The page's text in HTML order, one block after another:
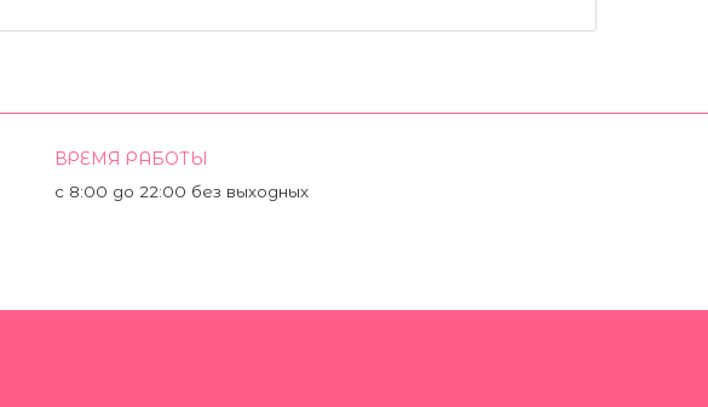
ВРЕМЯ РАБОТЫ
с 8:00 до 22:00 без выходных